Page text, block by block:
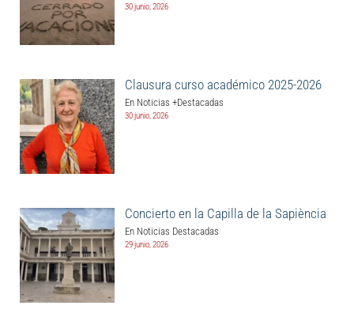
30 junio, 2026
Clausura curso académico 2025-2026
En Noticias +Destacadas
30 junio, 2026
Concierto en la Capilla de la Sapiència
En Noticias Destacadas
29 junio, 2026